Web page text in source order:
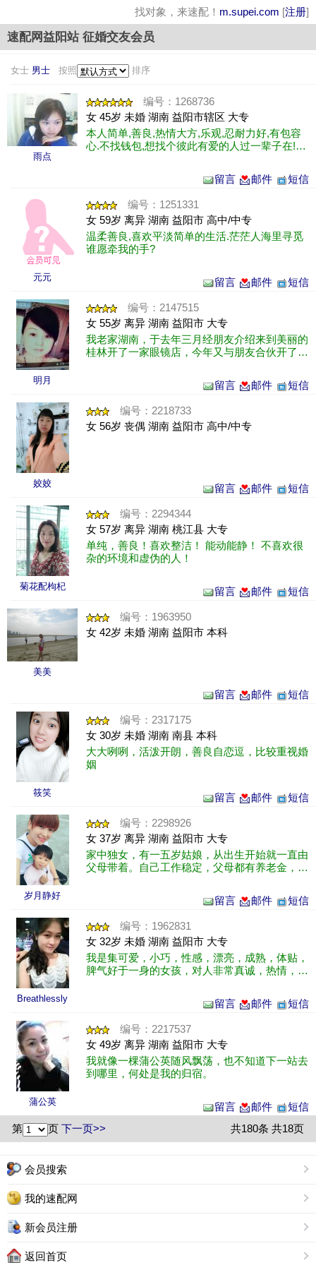
找对象，来速配！ m.supei.com [注册]
速配网益阳站 征婚交友会员
女士 男士 按照 排序
雨点
编号：1268736
女 45岁 未婚 湖南 益阳市辖区 大专
本人简单,善良,热情大方,乐观,忍耐力好,有包容
心.不找钱包,想找个彼此有爱的人过一辈子在!网
金，但求心里有人。希望在这......
留言 邮件 短信
元元
编号：1251331
女 59岁 离异 湖南 益阳市 高中/中专
温柔善良,喜欢平淡简单的生活.茫茫人海里寻觅
谁愿牵我的手?
留言 邮件 短信
明月
编号：2147515
女 55岁 离异 湖南 益阳市 大专
我老家湖南，于去年三月经朋友介绍来到美丽的
桂林开了一家眼镜店，今年又与朋友合伙开了一
我找的另一伴必须能来桂林发展，并是......
留言 邮件 短信
姣姣
编号：2218733
女 56岁 丧偶 湖南 益阳市 高中/中专
留言 邮件 短信
菊花配枸杞
编号：2294344
女 57岁 离异 湖南 桃江县 大专
单纯，善良！喜欢整洁！ 能动能静！ 不喜欢很
杂的环境和虚伪的人！
留言 邮件 短信
美美
编号：1963950
女 42岁 未婚 湖南 益阳市 本科
留言 邮件 短信
筱笑
编号：2317175
女 30岁 未婚 湖南 南县 本科
大大咧咧，活泼开朗，善良自恋逗，比较重视婚
姻
留言 邮件 短信
岁月静好
编号：2298926
女 37岁 离异 湖南 益阳市 大专
家中独女，有一五岁姑娘，从出生开始就一直由
父母带着。自己工作稳定，父母都有养老金，孩
留言
邮件 短信
Breathlessly
编号：1962831
女 32岁 未婚 湖南 益阳市 大专
我是集可爱，小巧，性感，漂亮，成熟，体贴，
脾气好于一身的女孩，对人非常真诚，热情，非
留言
邮件 短信
蒲公英
编号：2217537
女 49岁 离异 湖南 益阳市 大专
我就像一棵蒲公英随风飘荡，也不知道下一站去
到哪里，何处是我的归宿。
留言 邮件
短信
第
页 下一页>> 共180条 共18页
会员搜索
我的速配网
新会员注册
返回首页